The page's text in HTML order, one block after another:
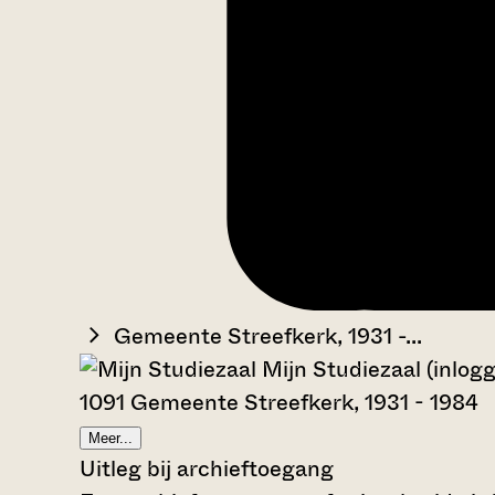
Gemeente Streefkerk, 1931 -...
Mijn Studiezaal
1091 Gemeente Streefkerk, 1931 - 1984
Meer...
Uitleg bij archieftoegang